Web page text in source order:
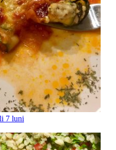
7 luni